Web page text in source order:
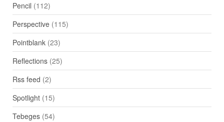
Pencil (112)
Perspective(115)
Pointblank(23)
Reflections(25)
Rss feed (2)
Spotlight(15)
Tebeges(54)